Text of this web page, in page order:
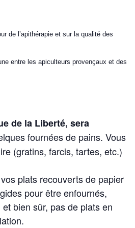
de l’apithérapie et sur la qualité des
entre les apiculteurs provençaux et des
de la Liberté, sera
fournées de pains. Vous
(gratins, farcis, tartes, etc.)
plats recouverts de papier
pour être enfournés,
bien sûr, pas de plats en